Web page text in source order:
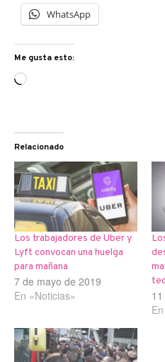
WhatsApp
Me gusta esto:
Cargando...
Relacionado
Los trabajadores de Uber y
Lyft convocan una huelga
para mañana
7 de mayo de 2019
En «Noticias»